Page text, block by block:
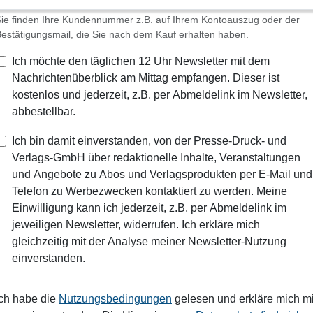
finden Ihre Kundennummer z.B. auf Ihrem Kontoauszug oder der
die Sie nach dem Kauf erhalten haben.
Ich möchte den täglichen 12 Uhr Newsletter mit dem
Nachrichtenüberblick am Mittag empfangen. Dieser ist
kostenlos und jederzeit, z.B. per Abmeldelink im Newsletter,
abbestellbar.
Ich bin damit einverstanden, von der Presse-Druck- und
Verlags-GmbH über redaktionelle Inhalte, Veranstaltungen
und Angebote zu Abos und Verlagsprodukten per E-Mail und
Telefon zu Werbezwecken kontaktiert zu werden. Meine
Einwilligung kann ich jederzeit, z.B. per Abmeldelink im
jeweiligen Newsletter, widerrufen. Ich erkläre mich
gleichzeitig mit der Analyse meiner Newsletter-Nutzung
einverstanden.
habe die Nutzungsbedingungen gelesen und erkläre mich